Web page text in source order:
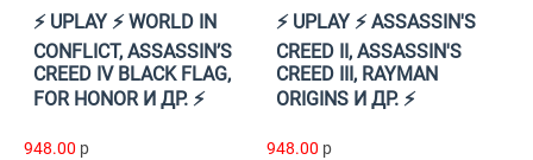
⚡️ UPLAY ⚡️ WORLD IN
CONFLICT, ASSASSIN’S
CREED IV BLACK FLAG,
FOR HONOR И ДР. ⚡️
948.00 p
⚡️ UPLAY ⚡️ ASSASSIN'S
CREED II, ASSASSIN'S
CREED III, RAYMAN
ORIGINS И ДР. ⚡️
948.00 p